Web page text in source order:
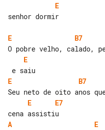
E
senhor dormir
E
B7
E
E
B7
E
E7
A
E